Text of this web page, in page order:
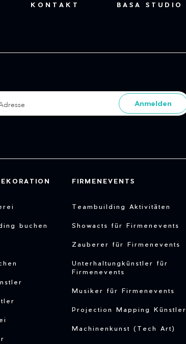
KONTAKT BASA STUDIO
Anmelden
buchen
FIRMENEVENTS
Teambuilding Aktivitäten
Showacts für Firmenevents
Zauberer für Firmenevents
Unterhaltungkünstler für
Firmenevents
Musiker für Firmenevents
Projection Mapping Künstler
Machinenkunst (Tech Art)